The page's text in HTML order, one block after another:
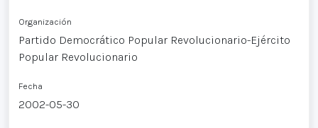
Organización
Partido Democrático Popular Revolucionario-Ejército
Popular Revolucionario
Fecha
2002-05-30